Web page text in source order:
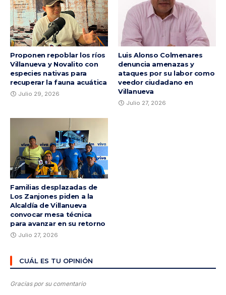
Proponen repoblar los ríos
Villanueva y Novalito con
especies nativas para
recuperar la fauna acuática
Julio 29, 2026
Luis Alonso Colmenares
denuncia amenazas y
ataques por su labor como
veedor ciudadano en
Villanueva
Julio 27, 2026
Familias desplazadas de
Los Zanjones piden a la
Alcaldía de Villanueva
convocar mesa técnica
para avanzar en su retorno
Julio 27, 2026
CUÁL ES TU OPINIÓN
Gracias por su comentario